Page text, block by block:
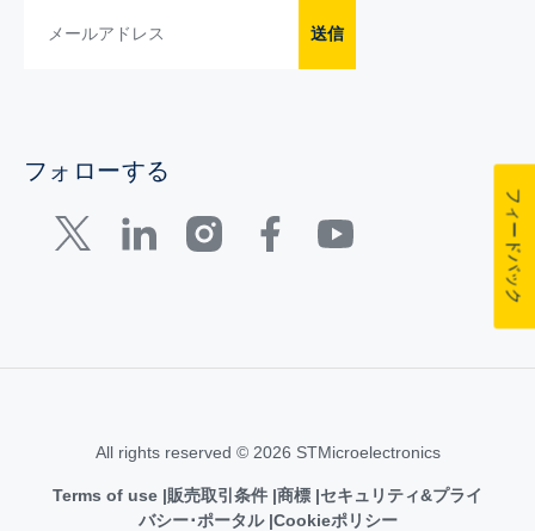
送信
フォローする
All rights reserved © 2026 STMicroelectronics
Terms of use 販売取引条件 商標 セキュリティ&プライ
バシー･ポータル Cookieポリシー
フィードバック